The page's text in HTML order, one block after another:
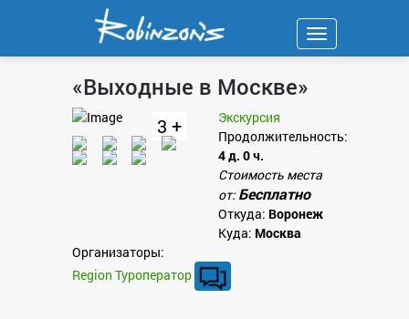
Навигация
«Выходные в Москве»
3 +
Экскурсия
Продолжительность:
4 д. 0 ч.
Стоимость места
от: Бесплатно
Откуда: Воронеж
Куда: Москва
Организаторы:
Region Туроператор